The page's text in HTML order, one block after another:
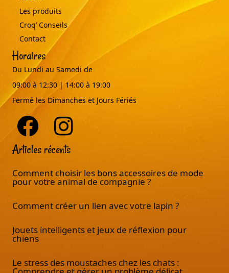
Les produits
Croq’ Conseils
Contact
Horaires
Du Lundi au Samedi de
09:00 à 12:30 | 14:00 à 19:00
Fermé les Dimanches et Jours Fériés
Articles récents
Comment choisir les bons accessoires de mode
pour votre animal de compagnie ?
Comment créer un lien avec votre lapin ?
Jouets intelligents et jeux de réflexion pour
chiens
Le stress des moustaches chez les chats :